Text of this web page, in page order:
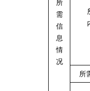
所
需
信
息
情
况
所